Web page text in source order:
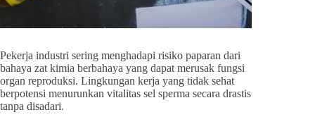
Pekerja industri sering menghadapi risiko paparan dari
bahaya zat kimia berbahaya yang dapat merusak fungsi
organ reproduksi. Lingkungan kerja yang tidak sehat
berpotensi menurunkan vitalitas sel sperma secara drastis
tanpa disadari.